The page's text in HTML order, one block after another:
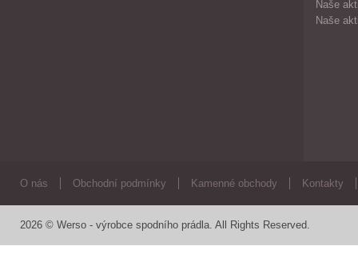
Naše
Naše
O nás Obchodní podmínky Kamenné obchody Kontakty
2026 © Werso - výrobce spodního prádla. All Rights Reserved.